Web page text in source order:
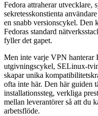
Fedora attraherar utvecklare,
sekretesskonstienta
en snabb versionscykel. Den
Fedoras standard
fyller det gapet.
Men inte varje VPN hanterar
utgivningscykel, SELinux-
skapar unika
ofta inte här. Den här guiden
installationssteg, verkliga
mellan leverantörer så att du
arbetsflöde.